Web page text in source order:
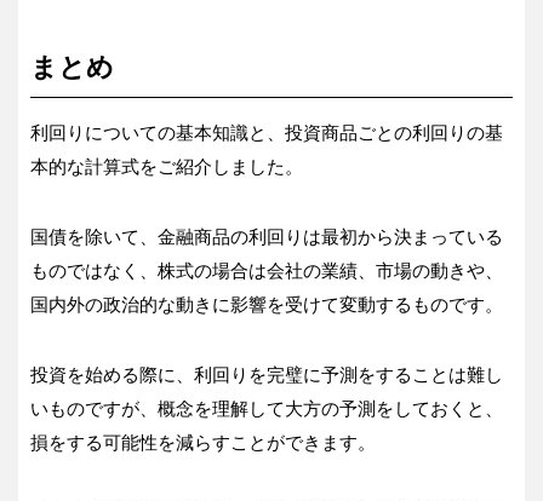
まとめ
利回りについての基本知識と、投資商品ごとの利回りの基
本的な計算式をご紹介しました。
国債を除いて、金融商品の利回りは最初から決まっている
ものではなく、株式の場合は会社の業績、市場の動きや、
国内外の政治的な動きに影響を受けて変動するものです。
投資を始める際に、利回りを完璧に予測をすることは難し
いものですが、概念を理解して大方の予測をしておくと、
損をする可能性を減らすことができます。